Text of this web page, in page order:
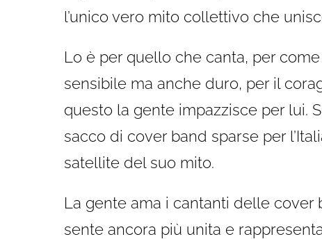
l’unico vero mito collettivo che
Lo è per quello che canta, per
sensibile ma anche duro, per il
questo la gente impazzisce per lui.
sacco di cover band sparse per
satellite del suo mito.
La gente ama i cantanti delle cover
sente ancora più unita e